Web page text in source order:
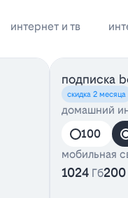
интернет и тв
подписка
скидка 2 месяца
домашний
100
мобильная
1024 Гб200